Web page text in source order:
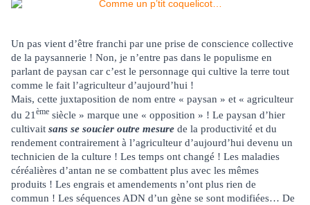
Un pas vient d’être franchi par une prise de conscience collective
de la paysannerie ! Non, je n’entre pas dans le populisme en
parlant de paysan car c’est le personnage qui cultive la terre tout
comme le fait l’agriculteur d’aujourd’hui !
Mais, cette juxtaposition de nom entre « paysan » et « agriculteur
du 21 ème siècle » marque une « opposition » ! Le paysan d’hier
cultivait sans se soucier outre mesure de la productivité et du
rendement contrairement à l’agriculteur d’aujourd’hui devenu un
technicien de la culture ! Les temps ont changé ! Les maladies
céréalières d’antan ne se combattent plus avec les mêmes
produits ! Les engrais et amendements n’ont plus rien de
commun ! Les séquences ADN d’un gène se sont modifiées… De